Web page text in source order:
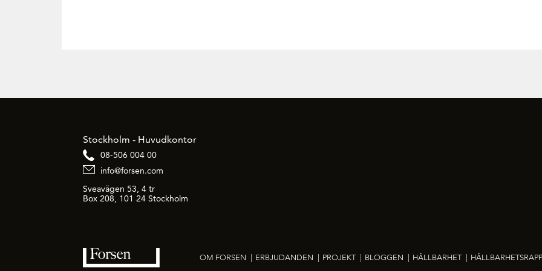
Stockholm - Huvudkontor
08-506 004 00
info@forsen.com
Sveavägen 53, 4 tr
Box 208, 101 24 Stockholm
OM FORSEN ERBJUDANDEN PROJEKT BLOGGEN HÅLLBARHET